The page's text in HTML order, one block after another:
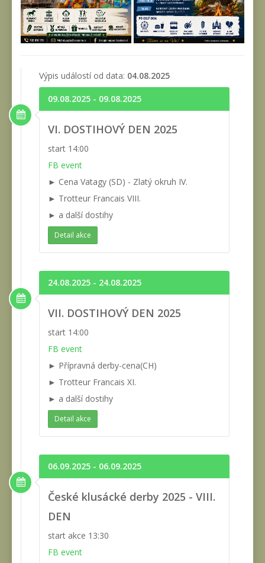
Výpis událostí od data: 04.08.2025
09.08.2025 - 09.08.2025
VI. DOSTIHOVÝ DEN 2025
start 14:00
FB event
► Cena Vatagy (SD) - Zlatý okruh IV.
► Trotteur Francais VIII.
► a další dostihy
Detail akce
24.08.2025 - 24.08.2025
VII. DOSTIHOVÝ DEN 2025
start 14:00
FB event
► Přípravná derby-cena(CH)
► Trotteur Francais XI.
► a další dostihy
Detail akce
06.09.2025 - 06.09.2025
České klusácké derby 2025 - VIII.
DEN
start akce 13:30
FB event